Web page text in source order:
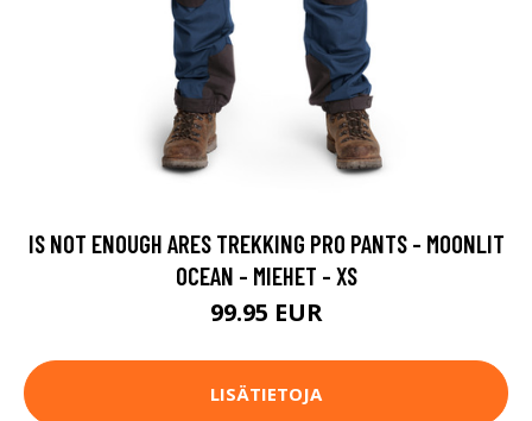
IS NOT ENOUGH ARES TREKKING PRO PANTS - MOONLIT
OCEAN - MIEHET - XS
99.95 EUR
LISÄTIETOJA